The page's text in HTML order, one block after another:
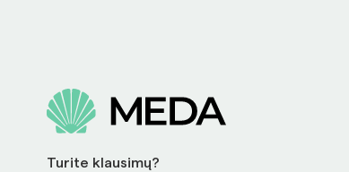
Turite klausimų?